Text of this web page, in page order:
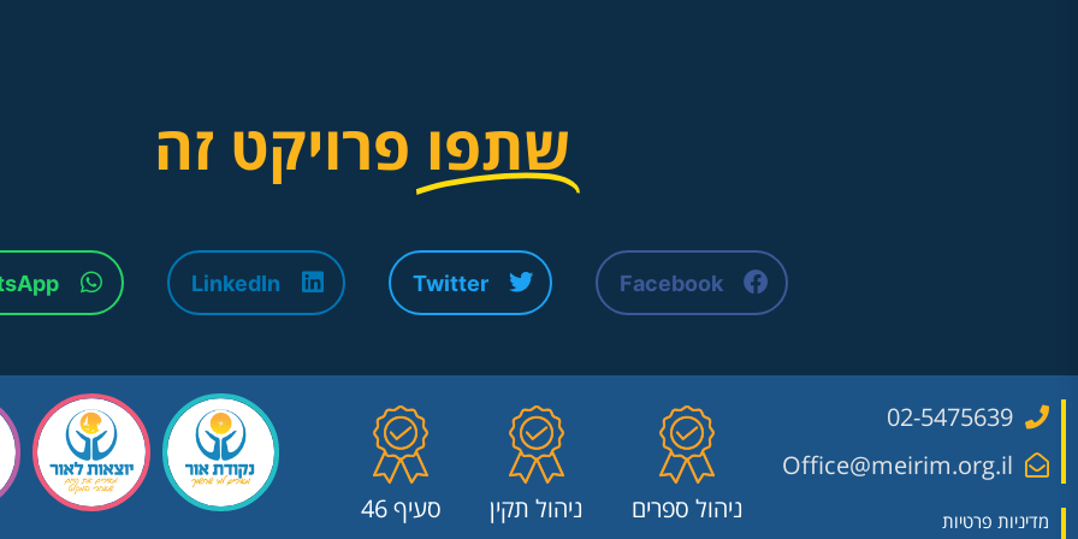
שתפו פרויקט זה
Facebook
Twitter
LinkedIn
02-5475639
Office@meirim.org.il
מדיניות פרטיות
ניהול ספרים ניהול תקין סעיף 46